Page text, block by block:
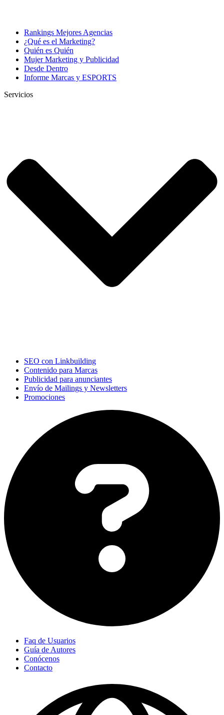
Rankings Mejores Agencias
¿Qué es el Marketing?
Quién es Quién
Mujer Marketing y Publicidad
Desde Dentro
Informe Marcas y ESPORTS
Servicios
SEO con Linkbuilding
Contenido para Marcas
Publicidad para anunciantes
Envío de Mailings y Newsletters
Promociones
Faq de Usuarios
Guía de Autores
Conócenos
Contacto